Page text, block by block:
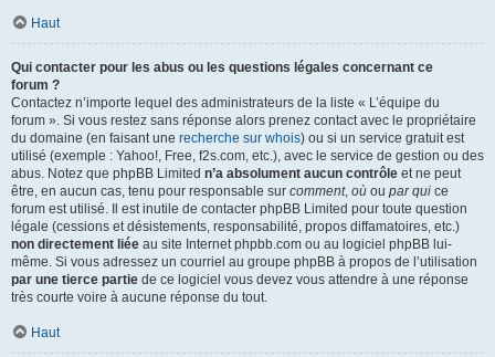
Haut
Qui contacter pour les abus ou les questions légales concernant ce
forum ?
Contactez n’importe lequel des administrateurs de la liste « L’équipe du
forum ». Si vous restez sans réponse alors prenez contact avec le propriétaire
du domaine (en faisant une recherche sur whois) ou si un service gratuit est
utilisé (exemple : Yahoo!, Free, f2s.com, etc.), avec le service de gestion ou des
abus. Notez que phpBB Limited n’a absolument aucun contrôle et ne peut
être, en aucun cas, tenu pour responsable sur comment, où ou par qui ce
forum est utilisé. Il est inutile de contacter phpBB Limited pour toute question
légale (cessions et désistements, responsabilité, propos diffamatoires, etc.)
non directement liée au site Internet phpbb.com ou au logiciel phpBB lui-
même. Si vous adressez un courriel au groupe phpBB à propos de l’utilisation
par une tierce partie de ce logiciel vous devez vous attendre à une réponse
très courte voire à aucune réponse du tout.
Haut